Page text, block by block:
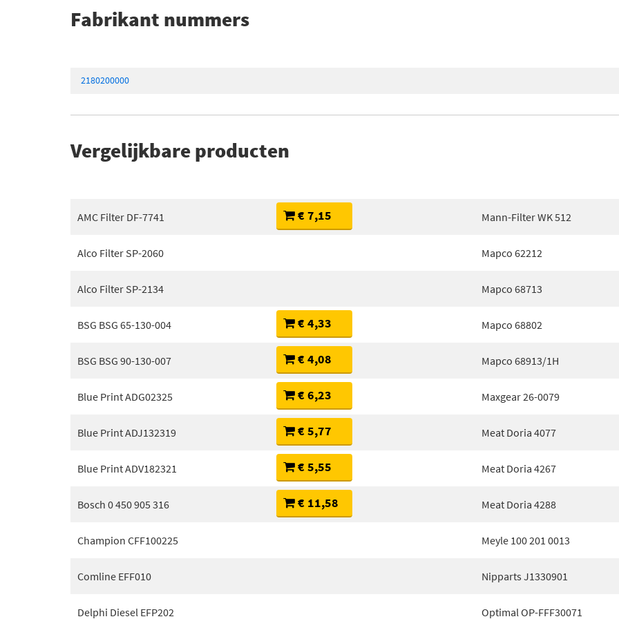
Fabrikant nummers
2180200000
Vergelijkbare producten
AMC Filter DF-7741 € 7,15
Alco Filter SP-2060
Alco Filter SP-2134
BSG BSG 65-130-004 € 4,33
BSG BSG 90-130-007 € 4,08
Blue Print ADG02325 € 6,23
Blue Print ADJ132319 € 5,77
Blue Print ADV182321 € 5,55
Bosch 0 450 905 316 € 11,58
Champion CFF100225
Comline EFF010
Delphi Diesel EFP202
Mann-Filter WK 512
Mapco 62212
Mapco 68713
Mapco 68802
Mapco 68913/1H
Maxgear 26-0079
Meat Doria 4077
Meat Doria 4267
Meat Doria 4288
Meyle 100 201 0013
Nipparts J1330901
Optimal OP-FFF30071